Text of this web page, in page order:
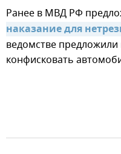
Ранее в МВД РФ
наказание для
ведомстве
конфисковать